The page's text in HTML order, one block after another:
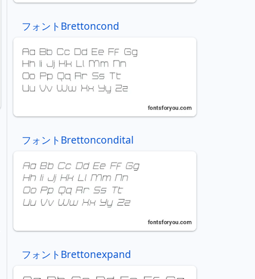
フォントBrettoncond
フォントBrettoncondital
フォントBrettonexpand